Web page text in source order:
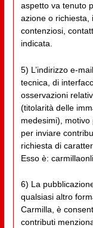
aspetto va tenuto
azione o richiesta,
contenziosi,
indicata.
5) L’indirizzo e-
tecnica, di
osservazioni
(titolarità delle
medesimi),
per inviare
richiesta di
Esso è:
6) La
qualsiasi altro
Carmilla, è
contributi